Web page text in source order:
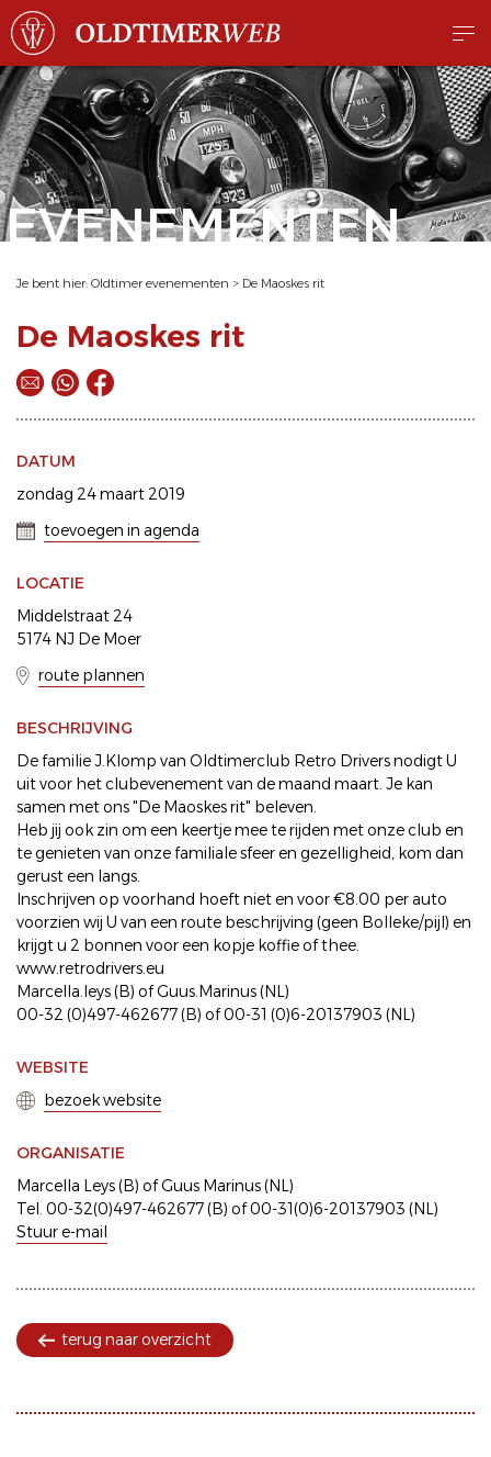
EVENEMENTEN
Je bent hier: Oldtimer evenementen > De Maoskes rit
De Maoskes rit
DATUM
zondag 24 maart 2019
toevoegen in agenda
LOCATIE
Middelstraat 24
5174 NJ De Moer
route plannen
BESCHRIJVING
De familie J.Klomp van Oldtimerclub Retro Drivers nodigt U
uit voor het clubevenement van de maand maart. Je kan
samen met ons "De Maoskes rit" beleven.
Heb jij ook zin om een keertje mee te rijden met onze club en
te genieten van onze familiale sfeer en gezelligheid, kom dan
gerust een langs.
Inschrijven op voorhand hoeft niet en voor €8.00 per auto
voorzien wij U van een route beschrijving (geen Bolleke/pijl) en
krijgt u 2 bonnen voor een kopje koffie of thee.
www.retrodrivers.eu
Marcella.leys (B) of Guus.Marinus (NL)
00-32 (0)497-462677 (B) of 00-31 (0)6-20137903 (NL)
WEBSITE
bezoek website
ORGANISATIE
Marcella Leys (B) of Guus Marinus (NL)
Tel. 00-32(0)497-462677 (B) of 00-31(0)6-20137903 (NL)
Stuur e-mail
terug naar overzicht